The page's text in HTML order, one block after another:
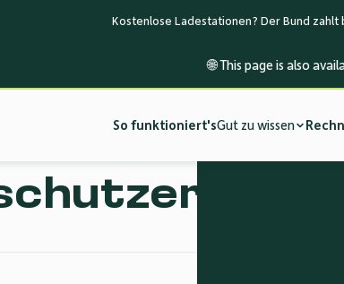
🌐 This page is also
Kostenlose Ladestationen? Der Bund zahlt
So funktioniert'sGut zu wissen